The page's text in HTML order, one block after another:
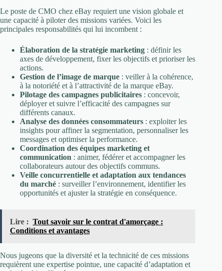
Le poste de CMO chez eBay requiert une vision globale et
une capacité à piloter des missions variées. Voici les
principales responsabilités qui lui incombent :
Élaboration de la stratégie marketing : définir les
axes de développement, fixer les objectifs et prioriser les
actions.
Gestion de l’image de marque : veiller à la cohérence,
à la notoriété et à l’attractivité de la marque eBay.
Pilotage des campagnes publicitaires : concevoir,
déployer et suivre l’efficacité des campagnes sur
différents canaux.
Analyse des données consommateurs : exploiter les
insights pour affiner la segmentation, personnaliser les
messages et optimiser la performance.
Coordination des équipes marketing et
communication : animer, fédérer et accompagner les
collaborateurs autour des objectifs communs.
Veille concurrentielle et adaptation aux tendances
du marché : surveiller l’environnement, identifier les
opportunités et ajuster la stratégie en conséquence.
Lire : Tout savoir sur le contrat d'amorçage :
Conditions et avantages
Nous jugeons que la diversité et la technicité de ces missions
requièrent une expertise pointue, une capacité d’adaptation et